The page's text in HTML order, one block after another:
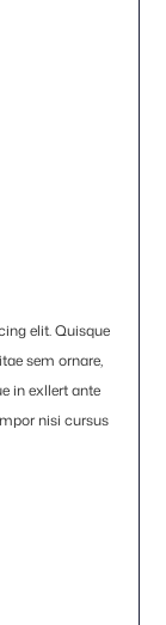
elit. Quisque
sem ornare,
in exllert ante
nisi cursus